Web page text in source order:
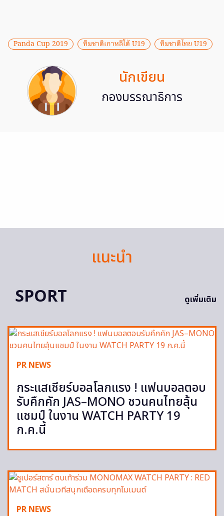
Panda Cup 2019 ทีมชาติเกาหลีใต้ U19 ทีมชาติไทย U19
นักเขียน
กองบรรณาธิการ
แนะนำ
SPORT
ดูเพิ่มเติม
PR NEWS
กระแสเชียร์บอลโลกแรง ! แฟนบอลตอบ
รับคึกคัก JAS–MONO ชวนคนไทยลุ้น
แชมป์ ในงาน WATCH PARTY 19
ก.ค.นี้
PR NEWS